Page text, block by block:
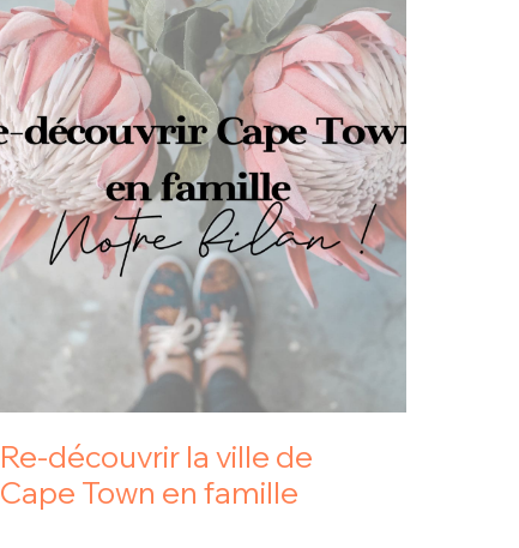
Re-découvrir la ville de
Cape Town en famille